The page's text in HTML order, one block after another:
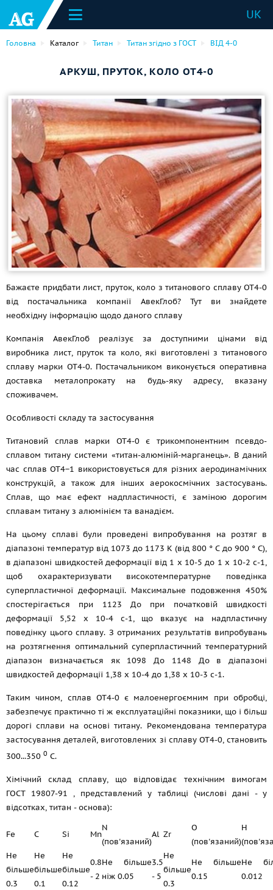
UK
Головна Каталог Титан Титан згідно з ГОСТ ВІД 4-0
АРКУШ, ПРУТОК, КОЛО ОТ4-0
Бажаєте придбати лист, пруток, коло з титанового сплаву ОТ4-0
від постачальника компанії АвекГлоб? Тут ви знайдете
необхідну інформацію щодо даного сплаву
Компанія АвекГлоб реалізує за доступними цінами від
виробника лист, пруток та коло, які виготовлені з титанового
сплаву марки ОТ4-0. Постачальником виконується оперативна
доставка металопрокату на будь-яку адресу, вказану
споживачем.
Особливості складу та застосування
Титановий сплав марки ОТ4-0 є трикомпонентним псевдо-
сплавом титану системи «титан-алюміній-марганець». В даний
час сплав OT4−1 використовується для різних аеродинамічних
конструкцій, а також для інших аерокосмічних застосувань.
Сплав, що має ефект надпластичності, є заміною дорогим
сплавам титану з алюмінієм та ванадієм.
На цьому сплаві були проведені випробування на розтяг в
діапазоні температур від 1073 до 1173 К (від 800 ° С до 900 ° С),
в діапазоні швидкостей деформації від 1 x 10-5 до 1 x 10-2 с-1,
щоб охарактеризувати високотемпературне поведінка
суперпластичної деформації. Максимальне подовження 450%
спостерігається при 1123 До при початковій швидкості
деформації 5,52 x 10-4 с-1, що вказує на надпластичну
поведінку цього сплаву. З отриманих результатів випробувань
на розтягнення оптимальний суперпластичний температурний
діапазон визначається як 1098 До 1148 До в діапазоні
швидкостей деформації 1,38 x 10-4 до 1,38 x 10-3 с-1.
Таким чином, сплав ОТ4-0 є малоенергоємним при обробці,
забезпечує практично ті ж експлуатаційні показники, що і більш
дорогі сплави на основі титану. Рекомендована температура
застосування деталей, виготовлених зі сплаву ОТ4-0, становить
300...350 0 С.
Хімічний склад сплаву, що відповідає технічним вимогам
ГОСТ 19807-91 , представлений у таблиці (числові дані - у
відсотках, титан - основа):
Fe C Si Mn
N
(пов'язаний)
Al Zr
O
(пов'язаний)
H
Не
більше
0.3
Не
більше
0.1
Не
більше
0.12
0.8
- 2
Не більше
ніж 0.05
3.5
- 5
Не
більше
0.3
Не більше
0.15
Не
0.012